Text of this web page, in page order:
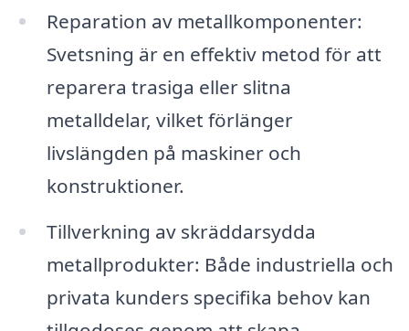
Reparation av metallkomponenter:
Svetsning är en effektiv metod för att
reparera trasiga eller slitna
metalldelar, vilket förlänger
livslängden på maskiner och
konstruktioner.
Tillverkning av skräddarsydda
metallprodukter: Både industriella och
privata kunders specifika behov kan